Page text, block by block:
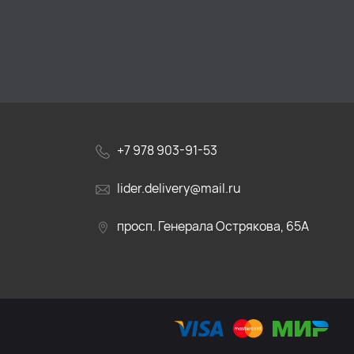
+7 978 903-91-53
lider.delivery@mail.ru
просп. Генерала Острякова, 65А